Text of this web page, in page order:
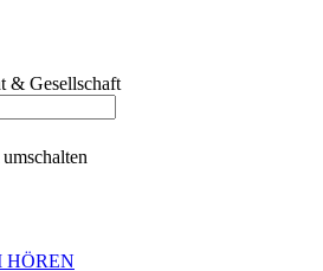
& Gesellschaft
HÖREN